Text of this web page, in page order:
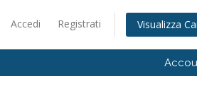
Accedi Registrati Visualizza